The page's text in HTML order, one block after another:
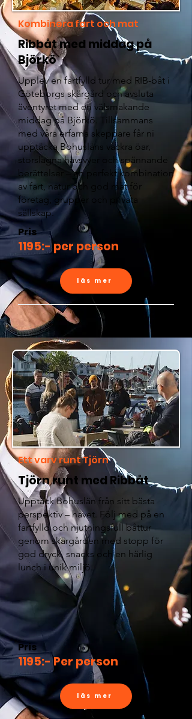
Kombinera fart och mat
Ribbåt med middag på
Björkö
Upplev en fartfylld tur med RIB-båt i
Göteborgs skärgård och avsluta
äventyret med en välsmakande
middag på Björkö. Tillsammans
med våra erfarna skeppare får ni
upptäcka Bohusläns vackra öar,
storslagna havsvyer och spännande
berättelser – en perfekt kombination
av fart, natur och god mat för
företag, grupper och privata
sällskap.
Pris
1195:- per person
läs mer
Ett varv runt Tjörn
Tjörn runt med Ribbåt
Upptäck Bohuslän från sitt bästa
perspektiv – havet. Följ med på en
fartfylld och njutningsfull båttur
genom skärgården med stopp för
god dryck, snacks och en härlig
lunch i unik miljö.
Pris
1195:- Per person
läs mer